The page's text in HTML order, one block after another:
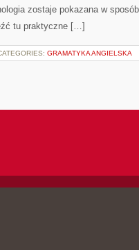
zostaje pokazana w
tu praktyczne […]
GRAMATYKA ANGIELSKA